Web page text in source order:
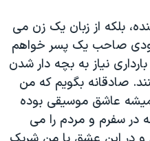
بلکه از زبان یک زن می
صاحب یک پسر خواهم
نیاز به بچه دار شدن
صادقانه بگویم که من
عاشق موسیقی بوده
در سفرم و مردم را می